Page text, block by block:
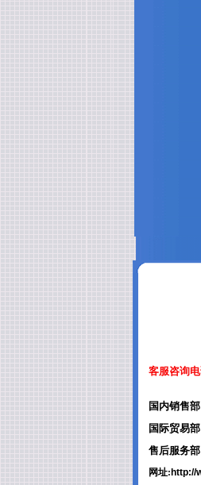
客服咨询
国内销售
国际贸易
售后服务
网址: http://